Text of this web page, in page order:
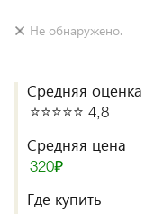
Не обнаружено.
Средняя оценка
⭐️⭐️⭐️⭐️⭐️ 4,8
Средняя цена
320₽
Где купить